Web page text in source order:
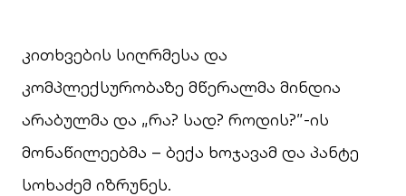
კითხვების სიღრმესა და
კომპლექსურობაზე მწერალმა მინდია
არაბულმა და „რა? სად? როდის?”-ის
მონაწილეებმა – ბექა ხოჯავამ და პანტე
სოხაძემ იზრუნეს.